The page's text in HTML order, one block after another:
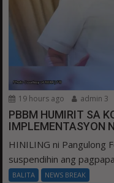
19 hours ago admin 3
PBBM HUMIRIT SA
IMPLEMENTASYON
HINILING ni Pangulong
suspendihin ang
BALITA NEWS BREAK